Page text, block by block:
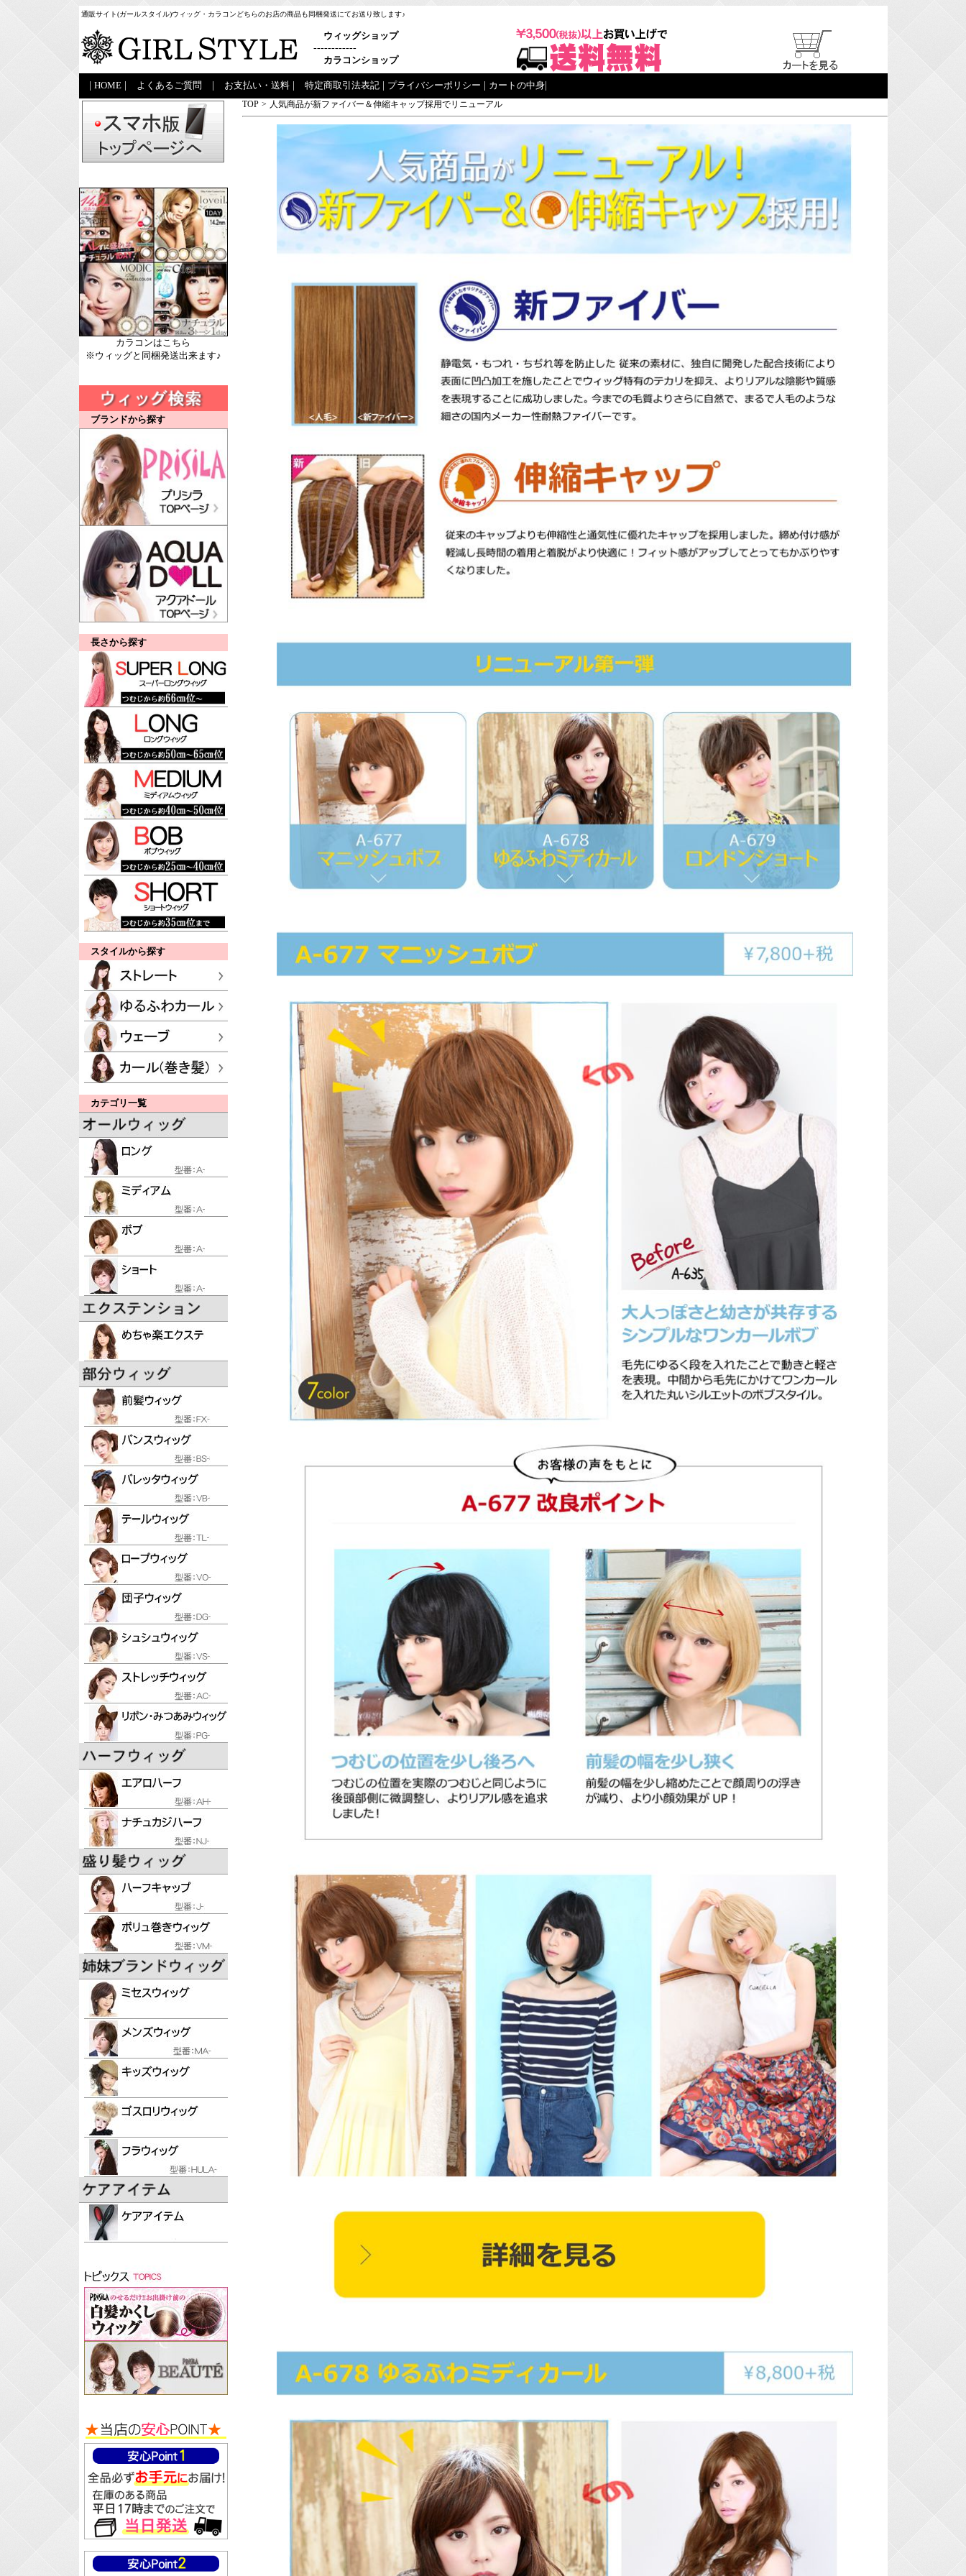
通販サイト(ガールスタイル)ウィッグ・カラコンどちらのお店の商品も同梱発送にてお送り致します♪
ウィッグショップ
------------
カラコンショップ
HOME よくあるご質問 お支払い・送料 特定商取引法表記 プライバシーポリシー カートの中身|
カラコンはこちら
※ウィッグと同梱発送出来ます♪
ブランドから探す
長さから探す
スタイルから探す
カテゴリ一覧
TOP > 人気商品が新ファイバー＆伸縮キャップ採用でリニューアル